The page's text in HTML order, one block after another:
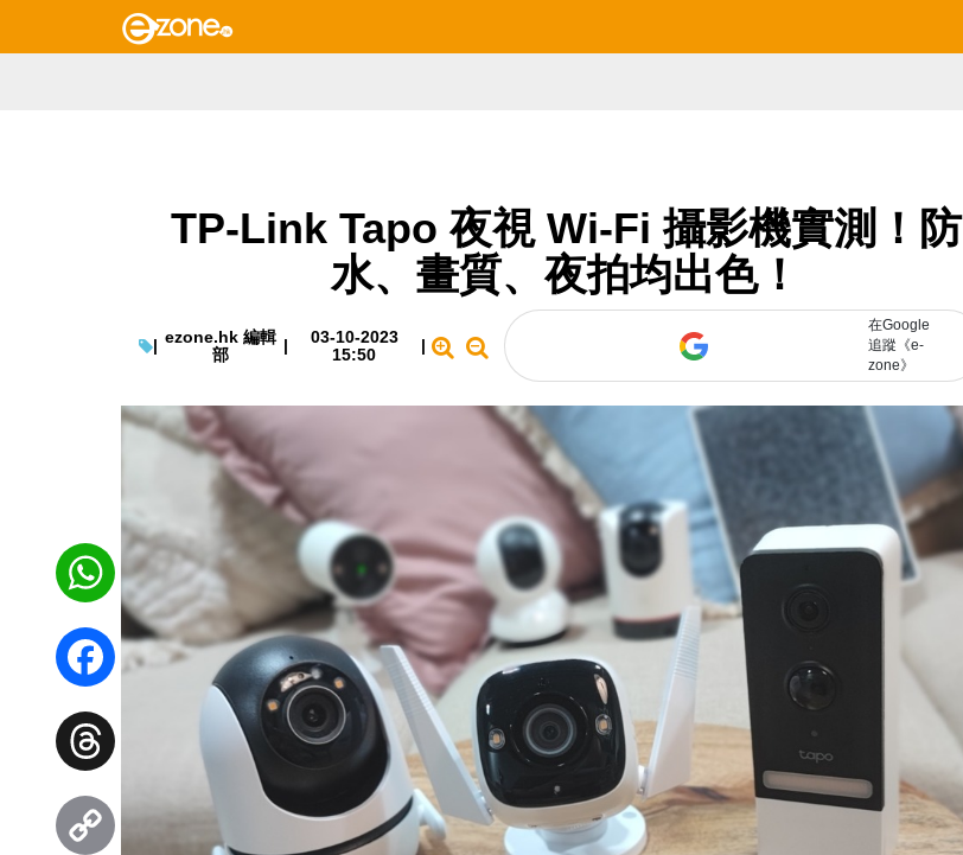
TP-Link Tapo 夜視 Wi-Fi 攝影機實測！防
水、畫質、夜拍均出色！
| ezone.hk 編輯
部
|
03-10-2023
15:50
|
在Google
追蹤《e-
zone》
WhatsApp
Facebook
Threads